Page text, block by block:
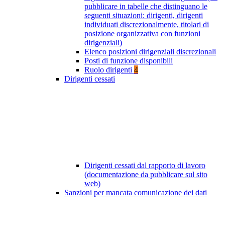
pubblicare in tabelle che distinguano le
seguenti situazioni: dirigenti, dirigenti
individuati discrezionalmente, titolari di
posizione organizzativa con funzioni
dirigenziali)
Elenco posizioni dirigenziali discrezionali
Posti di funzione disponibili
Ruolo dirigenti 4
Dirigenti cessati
Dirigenti cessati dal rapporto di lavoro
(documentazione da pubblicare sul sito
web)
Sanzioni per mancata comunicazione dei dati